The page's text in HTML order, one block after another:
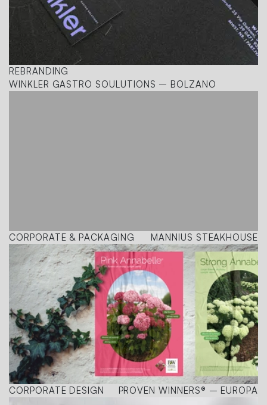
REBRANDING
WINKLER GASTRO SOULUTIONS – BOLZANO
CORPORATE & PACKAGING MANNIUS STEAKHOUSE
CORPORATE DESIGN PROVEN WINNERS® – EUROPA